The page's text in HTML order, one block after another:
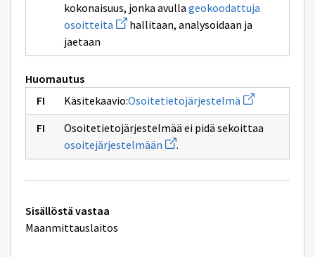
kokonaisuus, jonka avulla geokoodattuja
osoitteita Avaa
uuden
sivulle
hallitaan, analysoidaan ja
jaetaan
Huomautus
Käsitekaavio:Osoitetietojärjestelmä Avaa
uuden
ikkunan
sivulle
Osoitetietojärjestelmää ei pidä sekoittaa
osoitejärjestelmään Avaa
uuden
ikkunan
.
Tekniset
lisätiedot
Sisällöstä vastaa
Maanmittauslaitos